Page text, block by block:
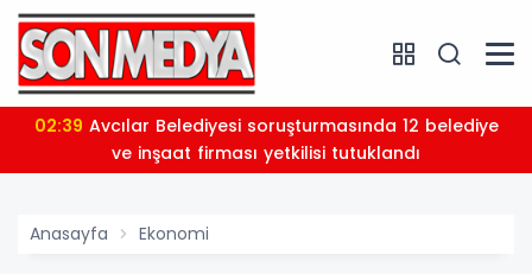
02:39
ve inşaat firması yetkilisi tutuklandı
Anasayfa Ekonomi